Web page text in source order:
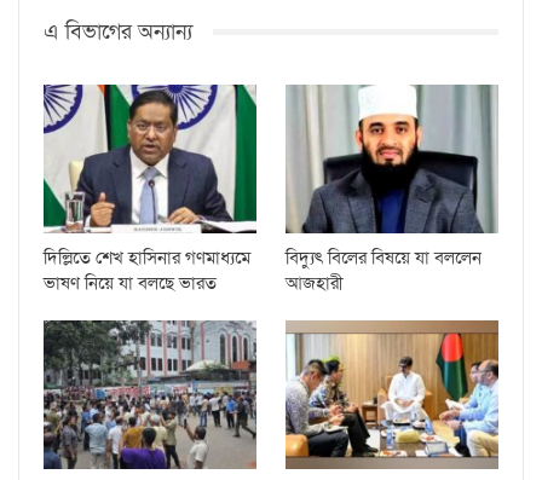
এ বিভাগের অন্যান্য
দিল্লিতে শেখ হাসিনার গণমাধ্যমে
ভাষণ নিয়ে যা বলছে ভারত
বিদ্যুৎ বিলের বিষয়ে যা বললেন
আজহারী